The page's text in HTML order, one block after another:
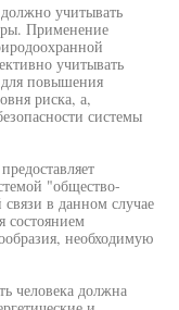
учитывать
Применение
учитывать
повышения
риска, а,
системы
"общество-
в данном случае
состоянием
необходимую
человека должна